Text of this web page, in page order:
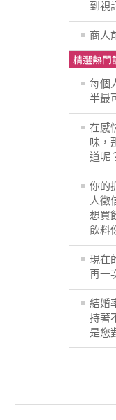
到視
商人
每個
半最
在感
味，
道呢
你的
人徵
想買
飲料
現在
再一
結婚
持著
是您